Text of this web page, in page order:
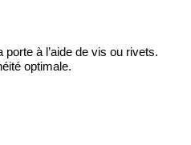
à l’aide de vis ou rivets.
optimale.